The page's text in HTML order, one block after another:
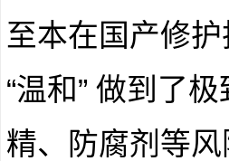
至本在国产修
“温和” 做到了
精、防腐剂等